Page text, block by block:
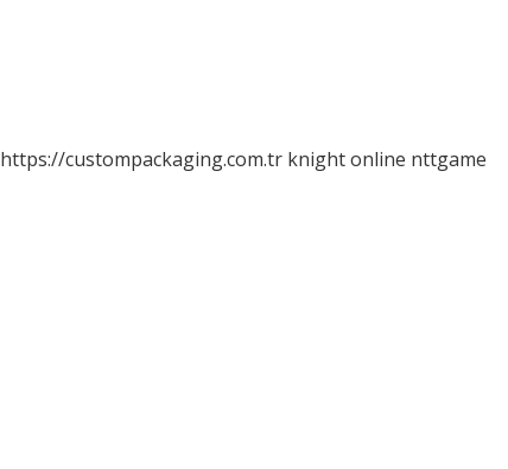
https://custompackaging.com.tr knight online nttgame